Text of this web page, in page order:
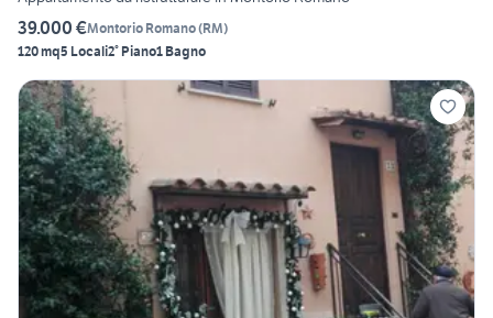
39.000 €Montorio Romano(RM)
120 mq5 Locali2° Piano1 Bagno